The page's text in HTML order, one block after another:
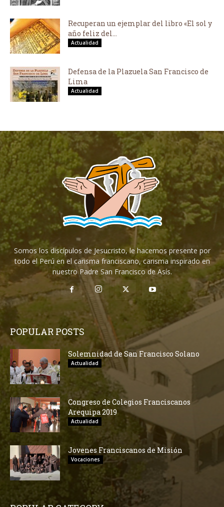
Recuperan un ejemplar del libro «El sol y
año feliz del...
Actualidad
Defensa de la Plazuela San Francisco de
Lima
Actualidad
Somos los discípulos de Jesucristo, le hacemos presente por
todo el Perú en el carisma franciscano, carisma inspirado en
nuestro Padre San Francisco de Asís.
POPULAR POSTS
Solemnidad de San Francisco Solano
Actualidad
Congreso de Colegios Franciscanos
Arequipa 2019
Actualidad
Jovenes Franciscanos de Misión
Vocaciones